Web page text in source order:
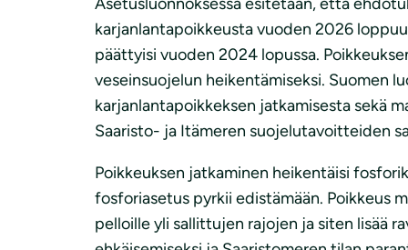
karjanlantapoikkeusta vuoden 2026
päättyisi vuoden 2024 lopussa.
veseinsuojelun heikentämiseksi. Suomen
karjanlantapoikkeksen jatkamisesta sekä
Saaristo- ja Itämeren suojelutavoitteiden
Poikkeuksen jatkaminen heikentäisi
fosforiasetus pyrkii edistämään. Poikkeus
pelloille yli sallittujen rajojen ja siten lisää